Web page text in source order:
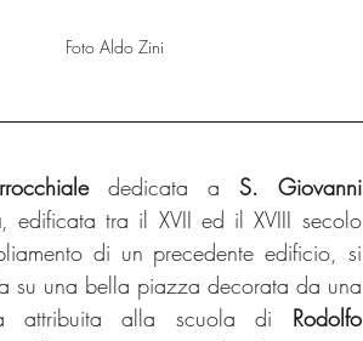
Foto Aldo Zini
dedicata a S. Giovanni
, edificata tra il XVII ed il XVIII secolo
di un precedente edificio, si
su una bella piazza decorata da una
attribuita alla scuola di Rodolfo